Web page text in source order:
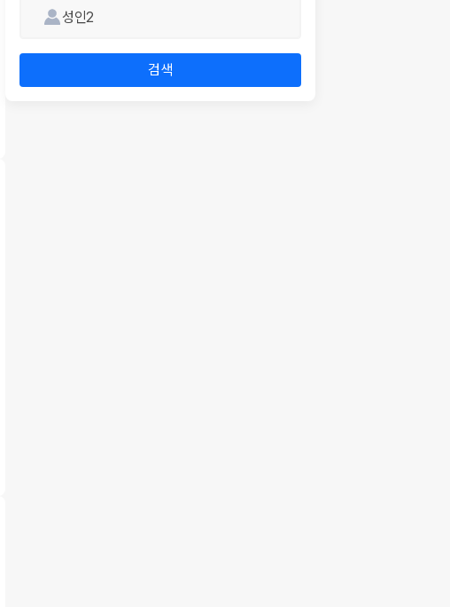
성인2
검색